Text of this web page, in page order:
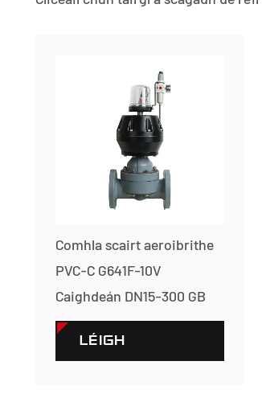
Comhla scairt aeroibrithe
PVC-C G641F-10V
Caighdeán DN15-300 GB
LÉIGH